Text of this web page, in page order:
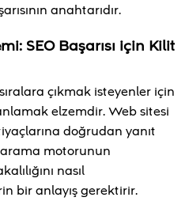
anahtarıdır.
SEO Başarısı için Kilit
çıkmak isteyenler için
elzemdir. Web sitesi
doğrudan yanıt
motorunun
nasıl
bir anlayış gerektirir.